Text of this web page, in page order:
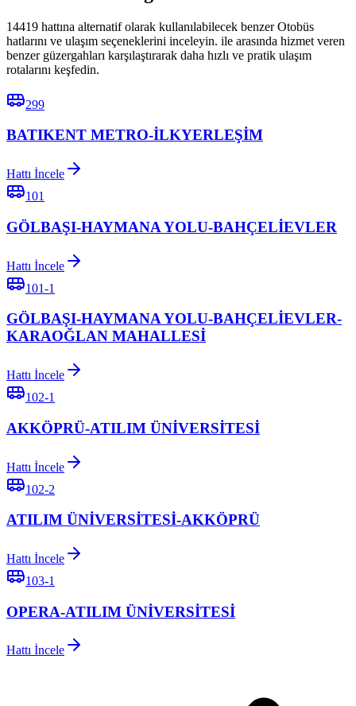
14419 hattına alternatif olarak kullanılabilecek benzer Otobüs
hatlarını ve ulaşım seçeneklerini inceleyin. ile arasında hizmet veren
benzer güzergahları karşılaştırarak daha hızlı ve pratik ulaşım
rotalarını keşfedin.
299
BATIKENT METRO-İLKYERLEŞİM
Hattı İncele
101
GÖLBAŞI-HAYMANA YOLU-BAHÇELİEVLER
Hattı İncele
101-1
GÖLBAŞI-HAYMANA YOLU-BAHÇELİEVLER-
KARAOĞLAN MAHALLESİ
Hattı İncele
102-1
AKKÖPRÜ-ATILIM ÜNİVERSİTESİ
Hattı İncele
102-2
ATILIM ÜNİVERSİTESİ-AKKÖPRÜ
Hattı İncele
103-1
OPERA-ATILIM ÜNİVERSİTESİ
Hattı İncele